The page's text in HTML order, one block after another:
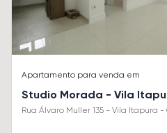
Apartamento para venda em
Studio Morada - Vila
Rua Álvaro Muller 135 - Vila Itapura